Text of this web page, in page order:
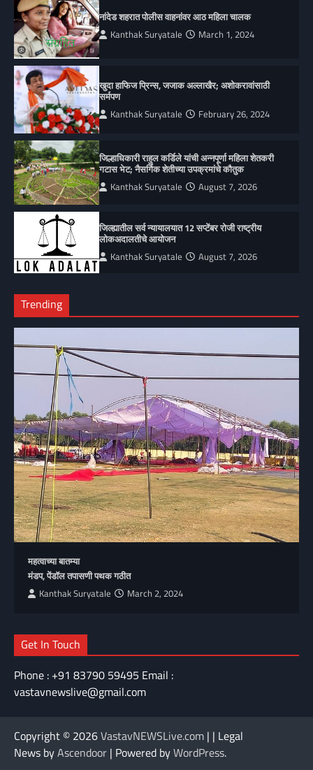
नांदेड शहरात पोलीस वाहनांवर आठ महिला चालक
Kanthak Suryatale March 1, 2024
खुदा हाफिज प्रिन्स, जजाक अल्लाखैर; अशोकरावांसाठी
सर्मपण
Kanthak Suryatale February 26, 2024
जिल्हाधिकारी राहुल कर्डिले यांची अन्नपूर्णा महिला शेतकरी
गटास भेट; नैसर्गिक शेतीच्या उपक्रमांचे कौतुक
Kanthak Suryatale August 7, 2026
जिल्ह्यातील सर्व न्यायालयात 12 सप्टेंबर रोजी राष्ट्रीय
लोकअदालतीचे आयोजन
Kanthak Suryatale August 7, 2026
Trending
महत्वाच्या बातम्या
मंडप, पेंडॉल तपासणी पथक गठीत
Kanthak Suryatale March 2, 2024
Get In Touch
Phone : +91 83790 59495 Email :
vastavnewslive@gmail.com
Copyright © 2026VastavNEWSLive.com | | Legal
News byAscendoor | Powered byWordPress.